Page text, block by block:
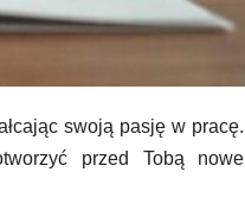
swoją pasję w pracę.
przed Tobą nowe